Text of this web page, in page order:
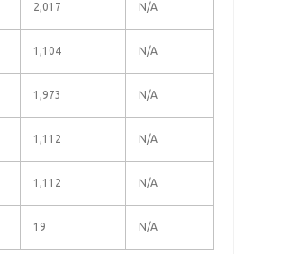
2,017 N/A
1,104 N/A
1,973 N/A
1,112 N/A
1,112 N/A
19 N/A